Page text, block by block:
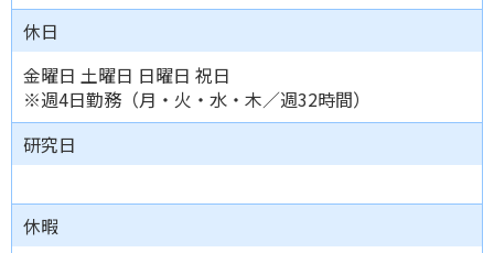
休日
金曜日 土曜日 日曜日 祝日
※週4日勤務（月・火・水・木／週32時間）
研究日
休暇